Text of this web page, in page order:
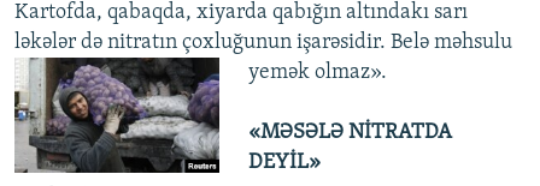
Kartofda, qabaqda, xiyarda qabığın altındakı sarı
ləkələr də nitratın çoxluğunun işarəsidir. Belə məhsulu
yemək olmaz».
«MƏSƏLƏ NİTRATDA
DEYİL»